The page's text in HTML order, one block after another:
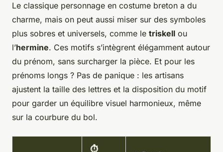
Le classique personnage en costume breton a du
charme, mais on peut aussi miser sur des symboles
plus sobres et universels, comme le triskell ou
l’hermine. Ces motifs s’intègrent élégamment autour
du prénom, sans surcharger la pièce. Et pour les
prénoms longs ? Pas de panique : les artisans
ajustent la taille des lettres et la disposition du motif
pour garder un équilibre visuel harmonieux, même
sur la courbure du bol.
⏱